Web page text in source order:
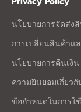
นโยบายการจัดส่ง
การเปลี่ยนสินค้าแ
นโยบายการคืนเงิน
ความยินยอมเกี่ยว
ข้อกำหนดในการใ